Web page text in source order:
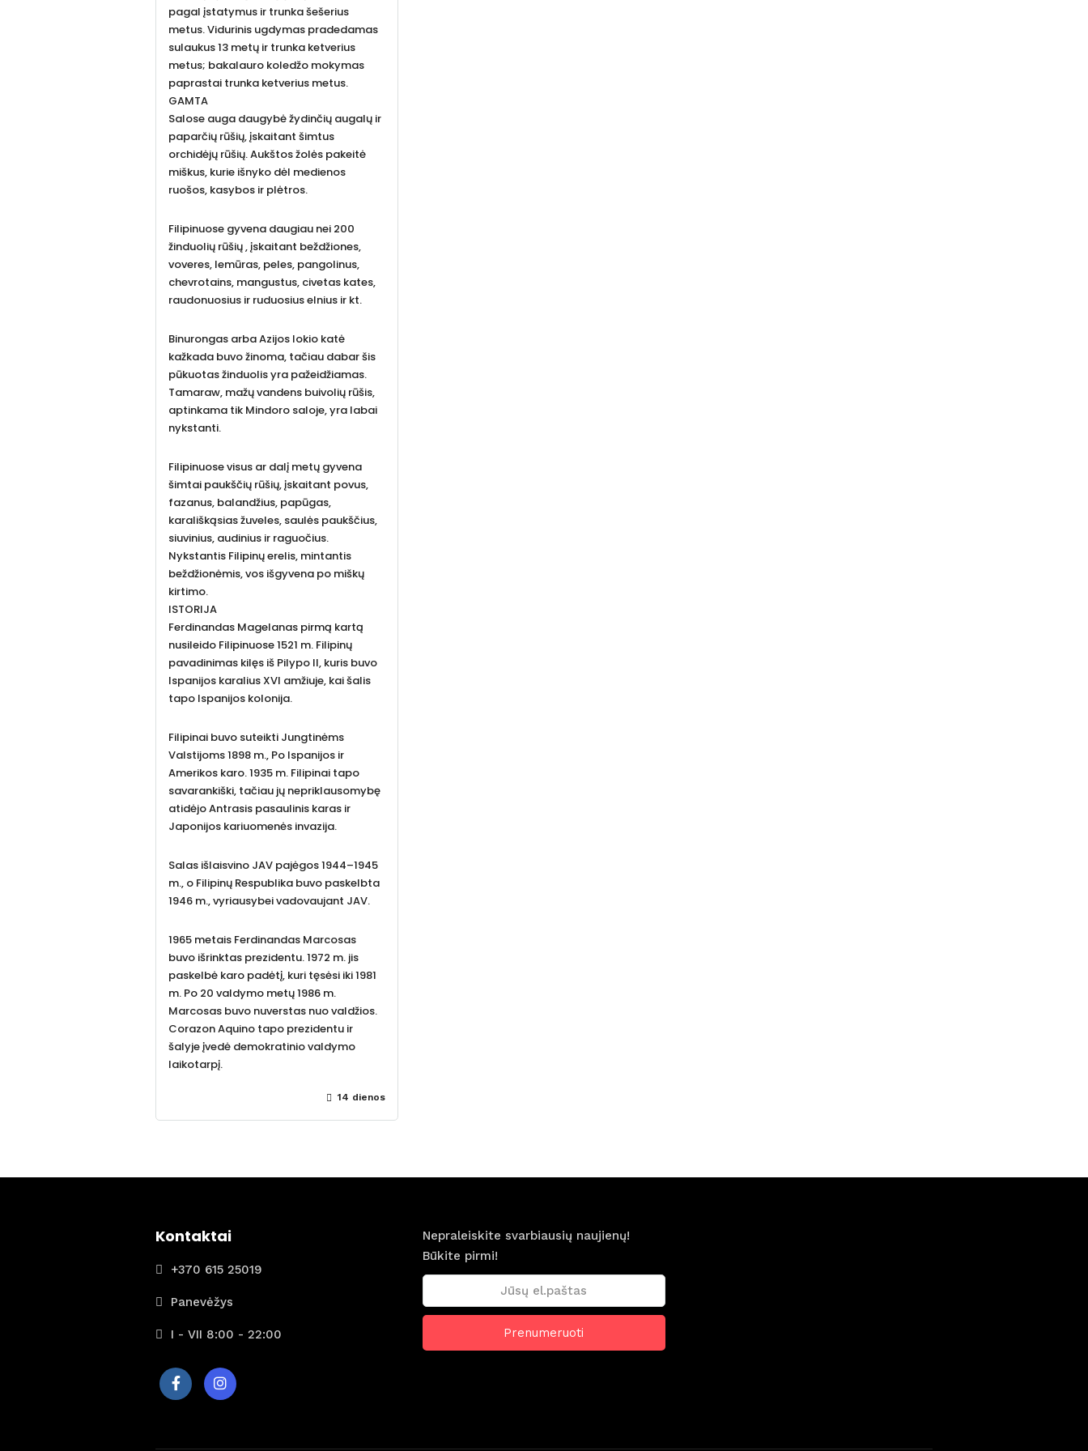
pagal įstatymus ir trunka šešerius
metus. Vidurinis ugdymas pradedamas
sulaukus 13 metų ir trunka ketverius
metus; bakalauro koledžo mokymas
paprastai trunka ketverius metus.
GAMTA
Salose auga daugybė žydinčių augalų ir
paparčių rūšių, įskaitant šimtus
orchidėjų rūšių. Aukštos žolės pakeitė
miškus, kurie išnyko dėl medienos
ruošos, kasybos ir plėtros.
Filipinuose gyvena daugiau nei 200
žinduolių rūšių , įskaitant beždžiones,
voveres, lemūras, peles, pangolinus,
chevrotains, mangustus, civetas kates,
raudonuosius ir ruduosius elnius ir kt.
Binurongas arba Azijos lokio katė
kažkada buvo žinoma, tačiau dabar šis
pūkuotas žinduolis yra pažeidžiamas.
Tamaraw, mažų vandens buivolių rūšis,
aptinkama tik Mindoro saloje, yra labai
nykstanti.
Filipinuose visus ar dalį metų gyvena
šimtai paukščių rūšių, įskaitant povus,
fazanus, balandžius, papūgas,
karališkąsias žuveles, saulės paukščius,
siuvinius, audinius ir raguočius.
Nykstantis Filipinų erelis, mintantis
beždžionėmis, vos išgyvena po miškų
kirtimo.
ISTORIJA
Ferdinandas Magelanas pirmą kartą
nusileido Filipinuose 1521 m. Filipinų
pavadinimas kilęs iš Pilypo II, kuris buvo
Ispanijos karalius XVI amžiuje, kai šalis
tapo Ispanijos kolonija.
Filipinai buvo suteikti Jungtinėms
Valstijoms 1898 m., Po Ispanijos ir
Amerikos karo. 1935 m. Filipinai tapo
savarankiški, tačiau jų nepriklausomybę
atidėjo Antrasis pasaulinis karas ir
Japonijos kariuomenės invazija.
Salas išlaisvino JAV pajėgos 1944–1945
m., o Filipinų Respublika buvo paskelbta
1946 m., vyriausybei vadovaujant JAV.
1965 metais Ferdinandas Marcosas
buvo išrinktas prezidentu. 1972 m. jis
paskelbė karo padėtį, kuri tęsėsi iki 1981
m. Po 20 valdymo metų 1986 m.
Marcosas buvo nuverstas nuo valdžios.
Corazon Aquino tapo prezidentu ir
šalyje įvedė demokratinio valdymo
laikotarpį.
14 dienos
Kontaktai
+370 615 25019
Panevėžys
I - VII 8:00 - 22:00
Nepraleiskite svarbiausių naujienų!
Būkite pirmi!